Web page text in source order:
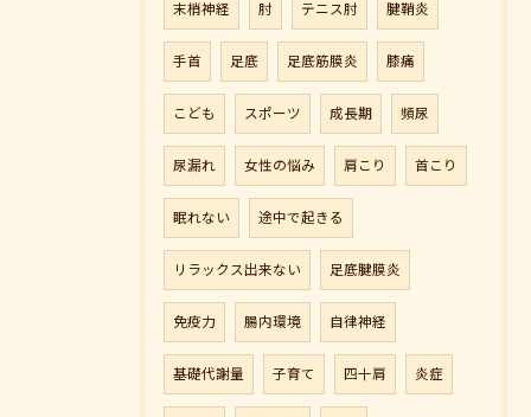
末梢神経 肘 テニス肘 腱鞘炎
手首 足底 足底筋膜炎 膝痛
こども スポーツ 成長期 頻尿
尿漏れ 女性の悩み 肩こり 首こり
眠れない 途中で起きる
リラックス出来ない 足底腱膜炎
免疫力 腸内環境 自律神経
基礎代謝量 子育て 四十肩 炎症
ご予約はこちら